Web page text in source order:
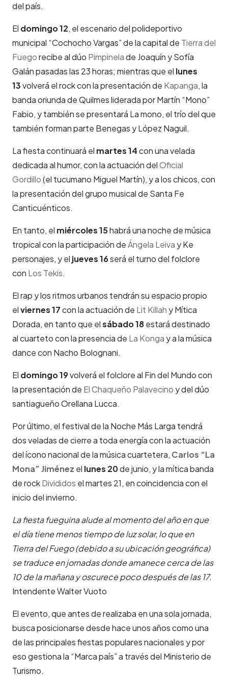
del país.
El domingo 12, el escenario del polideportivo
municipal “Cochocho Vargas” de la capital de Tierra del
Fuegorecibe al dúo Pimpinelade Joaquín y Sofía
Galán pasadas las 23 horas; mientras que el lunes
13volverá el rock con la presentación de Kapanga, la
banda oriunda de Quilmes liderada por Martín “Mono”
Fabio, y también se presentará La mono, el trío del que
también forman parte Benegas y López Naguil.
La fiesta continuará el martes 14con una velada
dedicada al humor, con la actuación delOficial
Gordillo(el tucumano Miguel Martín), y a los chicos, con
la presentación del grupo musical de Santa Fe
Canticuénticos.
En tanto, el miércoles 15habrá una noche de música
tropical con la participación deÁngela Leiva y Ke
personajes, y el jueves 16será el turno del folclore
con Los Tekis.
El rap y los ritmos urbanos tendrán su espacio propio
elviernes 17con la actuación de Lit Killah y Mítica
Dorada, en tanto que elsábado 18estará destinado
al cuarteto con la presencia de La Konga y a la música
dance con Nacho Bolognani.
El domingo 19volverá el folclore al Fin del Mundo con
la presentación de El Chaqueño Palavecino y del dúo
santiagueño Orellana Lucca.
Por último, el festival de la Noche Más Larga tendrá
dos veladas de cierre a toda energía con la actuación
del ícono nacional de la música cuartetera, Carlos “La
Mona” Jiménez el lunes 20de junio, y la mítica banda
de rockDivididos el martes 21, en coincidencia con el
inicio del invierno.
La fiesta fueguina alude al momento del año en que
el día tiene menos tiempo de luz solar, lo que en
Tierra del Fuego (debido a su ubicación geográfica)
se traduce en jornadas donde amanece cerca de las
10 de la mañana y oscurece poco después de las 17.
Intendente Walter Vuoto
El evento, que antes de realizaba en una sola jornada,
busca posicionarse desde hace unos años como una
de las principales fiestas populares nacionales y por
eso gestiona la “Marca país” a través del Ministerio de
Turismo.